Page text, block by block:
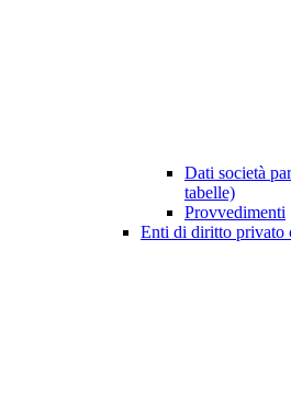
Dati società
tabelle)
Provvedimenti
Enti di diritto privato